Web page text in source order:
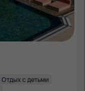
Отдых с детьми